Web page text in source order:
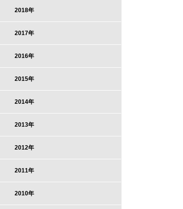
2018年
2017年
2016年
2015年
2014年
2013年
2012年
2011年
2010年